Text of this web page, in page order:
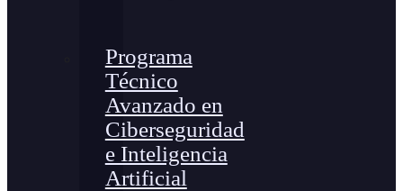
Programa
Técnico
Avanzado en
Ciberseguridad
e Inteligencia
Artificial